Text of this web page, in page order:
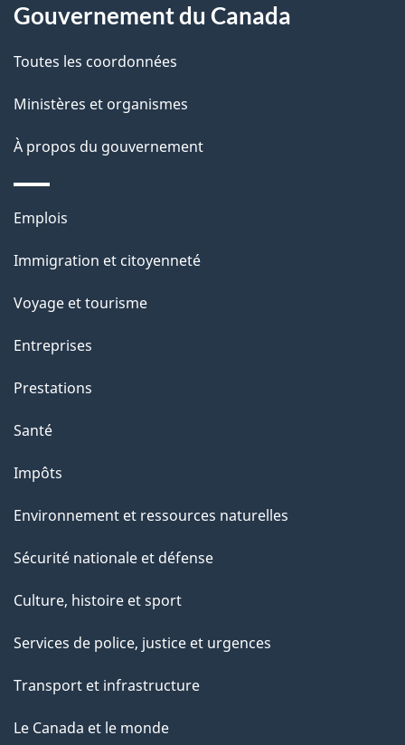
e
l
a
p
a
g
e
Gouvernement du Canada
Toutes les coordonnées
Ministères et organismes
À propos du gouvernement
Thèmes
sujets
Emplois
Immigration et citoyenneté
Voyage et tourisme
Entreprises
Prestations
Santé
Impôts
Environnement et ressources naturelles
Sécurité nationale et défense
Culture, histoire et sport
Services de police, justice et urgences
Transport et infrastructure
Le Canada et le monde